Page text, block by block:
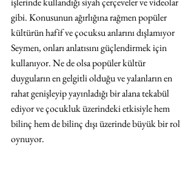
gibi. Konusunun ağırlığına rağmen popüler
kültürün hafif ve çocuksu anlarını dışlamıyor
Seymen, onları anlatısını güçlendirmek için
kullanıyor. Ne de olsa popüler kültür
duyguların en gelgitli olduğu ve yalanların en
rahat genişleyip yayınladığı bir alana tekabül
ediyor ve çocukluk üzerindeki etkisiyle hem
bilinç hem de bilinç dışı üzerinde büyük bir rol
oynuyor.